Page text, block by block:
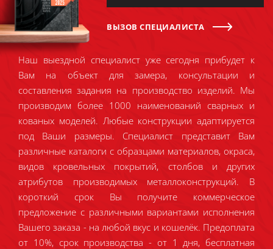
ВЫЗОВ СПЕЦИАЛИСТА
Наш выездной специалист уже сегодня прибудет к
Вам на объект для замера, консультации и
составления задания на производство изделий. Мы
производим более 1000 наименований сварных и
кованых моделей. Любые конструкции адаптируется
под Ваши размеры. Специалист представит Вам
различные каталоги с образцами материалов, окраса,
видов кровельных покрытий, столбов и других
атрибутов производимых металлоконструкций. В
короткий срок Вы получите коммерческое
предложение с различными вариантами исполнения
Вашего заказа - на любой вкус и кошелёк. Предоплата
от 10%, срок производства - от 1 дня, бесплатная